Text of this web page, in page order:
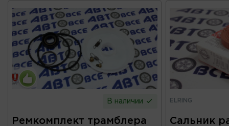
В наличии
Ремкомплект трамблера
ELRING
Сальник